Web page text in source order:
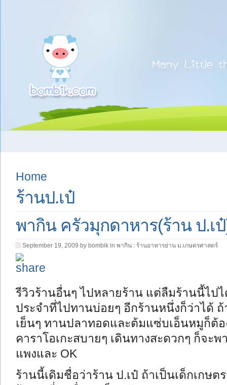
Home
ร้านป.เป๋
พากิน ครัวมุกดาหาร(ร้าน ป.เ
September 19, 2009 by bombik in พากิน : ร้านอาหารย่าน ม.เกษตรศาสตร์
รีวิวร้านอื่นๆ ไปหลายร้าน แต่ลืมร้านนี้ไป
ประจำที่ไปทานบ่อยๆ อีกร้านหนึ่งก็ว่าได้
เย็นๆ ทานปลาทอดและต้มแซ่บเอ็นหมูก็ต้
คาราโอเกะสบายๆ เดินทางสะดวกๆ ก็จะ
แพงและ OK
ร้านนี้เดิมชื่อว่าร้าน ป.เป๋ ถ้าเป็นเด็กเกษ